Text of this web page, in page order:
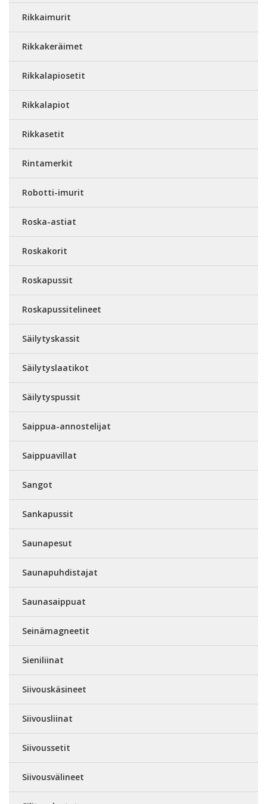
Rikkaimurit
Rikkakeräimet
Rikkalapiosetit
Rikkalapiot
Rikkasetit
Rintamerkit
Robotti-imurit
Roska-astiat
Roskakorit
Roskapussit
Roskapussitelineet
Säilytyskassit
Säilytyslaatikot
Säilytyspussit
Saippua-annostelijat
Saippuavillat
Sangot
Sankapussit
Saunapesut
Saunapuhdistajat
Saunasaippuat
Seinämagneetit
Sieniliinat
Siivouskäsineet
Siivousliinat
Siivoussetit
Siivousvälineet